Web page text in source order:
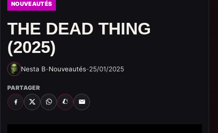
NOUVEAUTÉS
THE DEAD THING
(2025)
Nesta B-Nouveautés-25/01/2025
PARTAGER
FACEBOOK
X WHATSAPP
SNAPCHAT
EMAIL